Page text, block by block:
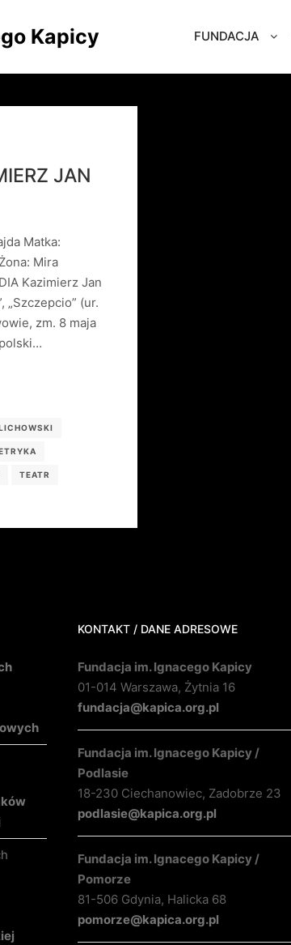
Kapicy FUNDACJA
JAN
Matka:
Mira
Kazimierz Jan
„Szczepcio” (ur.
zm. 8 maja
TEATR
KONTAKT / DANE ADRESOWE
Fundacja im. Ignacego Kapicy
01-014 Warszawa, Żytnia 16
fundacja@kapica.org.pl
Fundacja im. Ignacego Kapicy /
Podlasie
18-230 Ciechanowiec, Zadobrze 23
podlasie@kapica.org.pl
Fundacja im. Ignacego Kapicy /
Pomorze
81-506 Gdynia, Halicka 68
pomorze@kapica.org.pl